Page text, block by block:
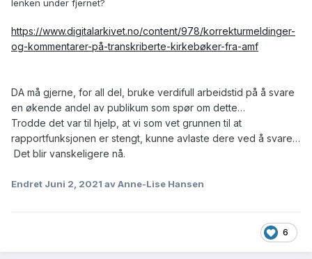
lenken under fjernet?
https://www.digitalarkivet.no/content/978/korrekturmeldinger-
og-kommentarer-på-transkriberte-kirkebøker-fra-amf
DA må gjerne, for all del, bruke verdifull arbeidstid på å svare
en økende andel av publikum som spør om dette…
Trodde det var til hjelp, at vi som vet grunnen til at
rapportfunksjonen er stengt, kunne avlaste dere ved å svare…
Det blir vanskeligere nå.
Endret Juni 2, 2021 av Anne-Lise Hansen
6